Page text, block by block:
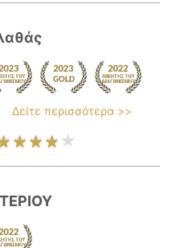
Δείτε περισσότερα >>